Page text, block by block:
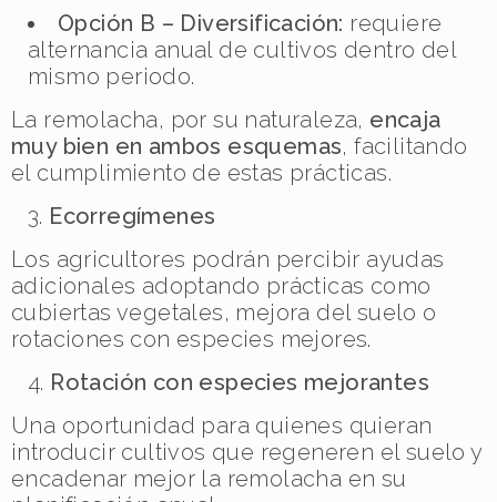
Opción B – Diversificación: requiere
alternancia anual de cultivos dentro del
mismo periodo.
La remolacha, por su naturaleza, encaja
muy bien en ambos esquemas, facilitando
el cumplimiento de estas prácticas.
Ecorregímenes
Los agricultores podrán percibir ayudas
adicionales adoptando prácticas como
cubiertas vegetales, mejora del suelo o
rotaciones con especies mejores.
Rotación con especies mejorantes
Una oportunidad para quienes quieran
introducir cultivos que regeneren el suelo y
encadenar mejor la remolacha en su